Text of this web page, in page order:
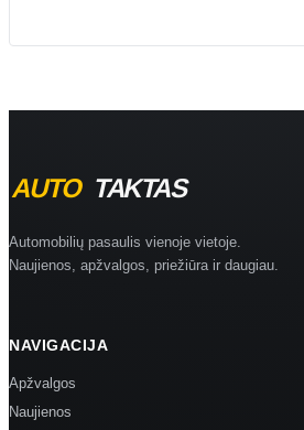
Automobilių pasaulis vienoje vietoje.
Naujienos, apžvalgos, priežiūra ir daugiau.
NAVIGACIJA
Apžvalgos
Naujienos